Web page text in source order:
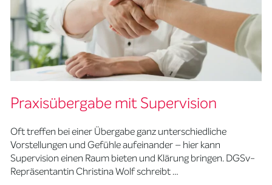
Praxisübergabe mit Supervision
Oft treffen bei einer Übergabe ganz unterschiedliche
Vorstellungen und Gefühle aufeinander – hier kann
Supervision einen Raum bieten und Klärung bringen. DGSv-
Repräsentantin Christina Wolf schreibt …